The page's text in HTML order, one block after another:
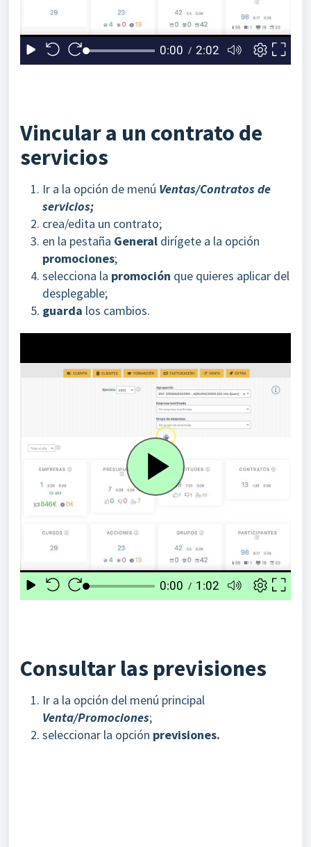
Vincular a un contrato de
servicios
Ir a la opción de menú Ventas/Contratos de
servicios;
crea/edita un contrato;
en la pestaña General dirígete a la opción
promociones;
selecciona la promoción que quieres aplicar del
desplegable;
guarda los cambios.
Consultar las previsiones
Ir a la opción del menú principal
Venta/Promociones;
seleccionar la opción previsiones.